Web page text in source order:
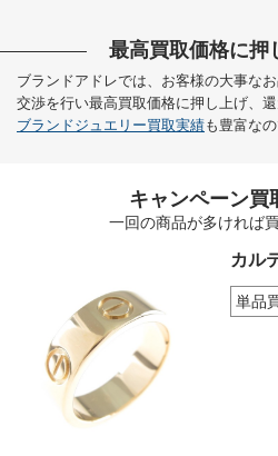
最高買取価格に押
ブランドアドレでは、お客様の大事な
交渉を行い最高買取価格に押し上げ、還
ブランドジュエリー買取実績も豊富な
キャンペーン買
一回の商品が多ければ
カル
単品